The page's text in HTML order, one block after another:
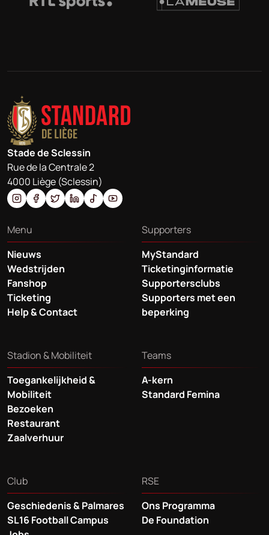
Stade de Sclessin
Rue de la Centrale 2
4000 Liège (Sclessin)
Menu
Nieuws
Wedstrijden
Fanshop
Ticketing
Help & Contact
Supporters
MyStandard
Ticketinginformatie
Supportersclubs
Supporters met een
beperking
Stadion & Mobiliteit
Toegankelijkheid &
Mobiliteit
Bezoeken
Restaurant
Zaalverhuur
Teams
A-kern
Standard Femina
Club
Geschiedenis & Palmares
SL16 Football Campus
RSE
Ons Programma
De Foundation